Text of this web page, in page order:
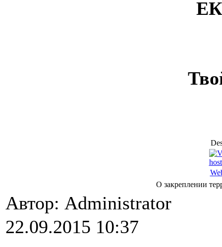
О закреплении
Автор: Administrator
22.09.2015 10:37